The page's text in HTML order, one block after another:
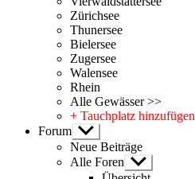
Zürichsee
Thunersee
Bielersee
Zugersee
Walensee
Rhein
Alle Gewässer >>
+ Tauchplatz hinzufügen
Forum Untermenü
anzeigen
Neue Beiträge
Alle Foren Untermenü
anzeigen